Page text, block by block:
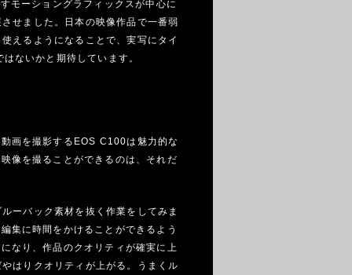
モーショングラフィックスが中心に
せました。日本の映像作品で一番弱
えるようになることで、実写にタイ
ないかと期待しています。
画を撮影するEOS C100は魅力的な
像を撮ることができるのは、それだ
ーバック素材を抜く作業をしてみま
集に時間をかけることができるよう
なり、作品のクオリティが確実に上
はりクオリティが上がる。うまくル